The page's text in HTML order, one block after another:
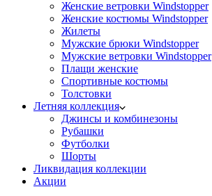
Женские ветровки Windstopper
Женские костюмы Windstopper
Жилеты
Мужские брюки Windstopper
Мужские ветровки Windstopper
Плащи женские
Спортивные костюмы
Толстовки
Летняя коллекция
Джинсы и комбинезоны
Рубашки
Футболки
Шорты
Ликвидация коллекции
Акции